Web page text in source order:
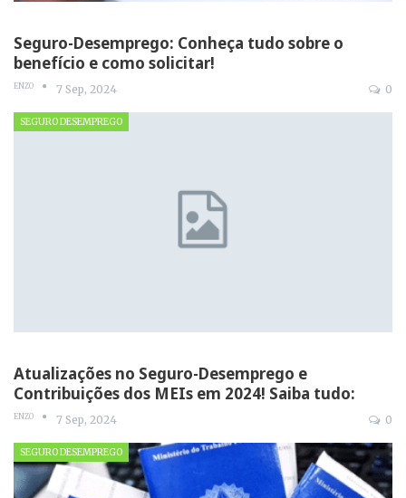
Seguro-Desemprego: Conheça tudo sobre o
benefício e como solicitar!
ENZO 7 Sep, 2024 0
SEGURO DESEMPREGO
Atualizações no Seguro-Desemprego e
Contribuições dos MEIs em 2024! Saiba tudo:
ENZO 7 Sep, 2024 0
SEGURO DESEMPREGO